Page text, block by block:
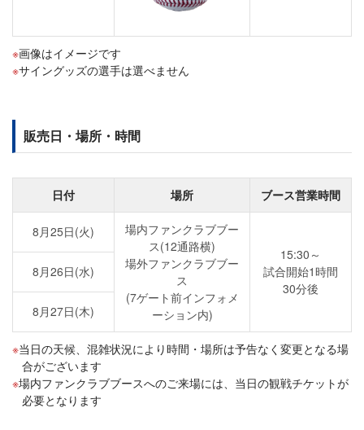
画像はイメージです
サイングッズの選手は選べません
販売日・場所・時間
日付 場所 ブース営業時間
8月25日(火)
場内ファンクラブブー
ス(12通路横)
場外ファンクラブブー
ス
(7ゲート前インフォメ
ーション内)
15:30～
試合開始1時間
30分後
8月26日(水)
8月27日(木)
当日の天候、混雑状況により時間・場所は予告なく変更となる場
合がございます
場内ファンクラブブースへのご来場には、当日の観戦チケットが
必要となります